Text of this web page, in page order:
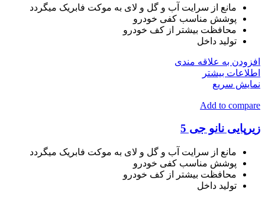
مانع از سرایت آب و گل و لای به موکت فابریک میگردد
پوشش مناسب کفی خودرو
محافظت بیشتر از کف خودرو
تولید داخل
افزودن به علاقه مندی
اطلاعات بیشتر
نمایش سریع
Add to compare
زیرپایی نانو جی 5
مانع از سرایت آب و گل و لای به موکت فابریک میگردد
پوشش مناسب کفی خودرو
محافظت بیشتر از کف خودرو
تولید داخل